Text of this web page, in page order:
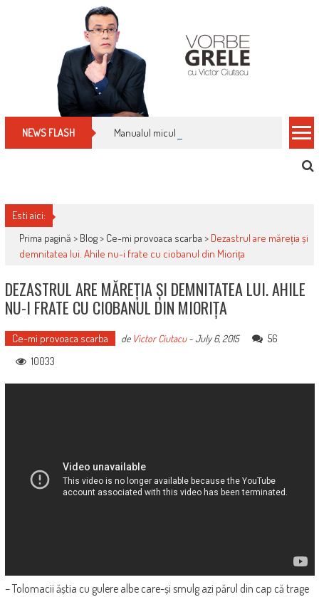
NEWS FLASH Manualul micului cititor de facturi: nu plăti
Esti aici:
Prima pagină > Blog> Ce-mi provoaca scarba > Dezastrul are măreția și
demnitatea lui. Ahile nu-i frate cu ciobanul din Miorița
DEZASTRUL ARE MĂREȚIA ȘI DEMNITATEA LUI. AHILE
NU-I FRATE CU CIOBANUL DIN MIORIȚA
Ce-mi provoaca scarba de Victor Ciutacu-July 6, 2015
56
10033
– Tolomacii ăștia cu gulere albe care-și smulg azi părul din cap că trage